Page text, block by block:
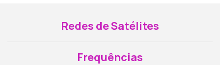
Redes de Satélites
Frequências